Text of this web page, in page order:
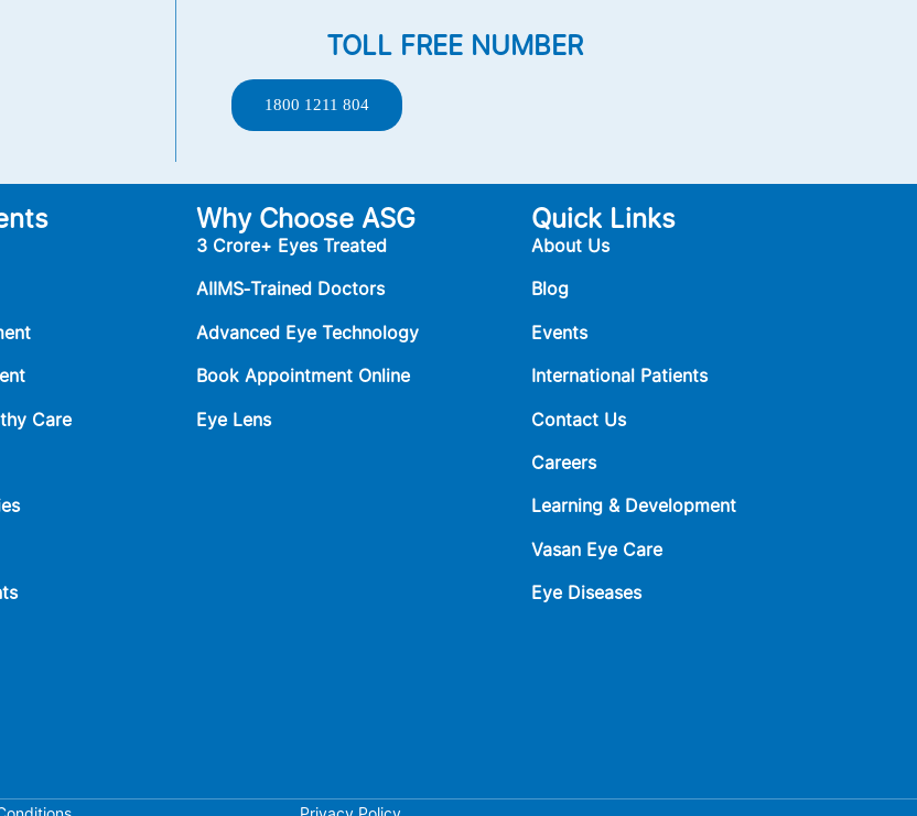
TOLL FREE NUMBER
1800 1211 804
Care
Why Choose ASG
3 Crore+ Eyes Treated
AIIMS‑Trained Doctors
Advanced Eye Technology
Book Appointment Online
Eye Lens
Quick Links
About Us
Blog
Events
International Patients
Contact Us
Careers
Learning & Development
Vasan Eye Care
Eye Diseases